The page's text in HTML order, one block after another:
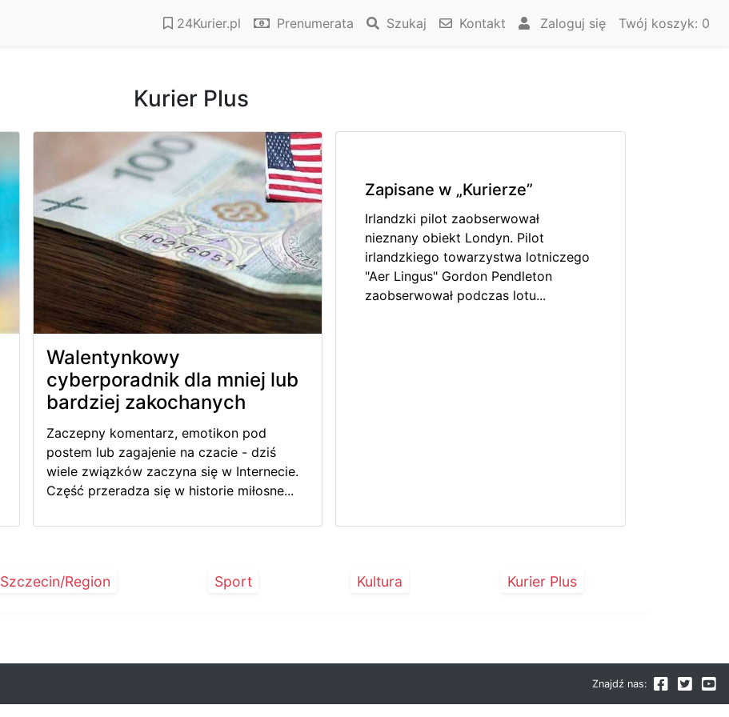
24Kurier.pl Prenumerata Szukaj Kontakt Zaloguj się Twój koszyk: 0
Kurier Plus
Walentynkowy
cyberporadnik dla mniej lub
bardziej zakochanych
Zaczepny komentarz, emotikon pod
postem lub zagajenie na czacie - dziś
wiele związków zaczyna się w Internecie.
Część przeradza się w historie miłosne...
Zapisane w „Kurierze”
Irlandzki pilot zaobserwował
nieznany obiekt Londyn. Pilot
irlandzkiego towarzystwa lotniczego
"Aer Lingus" Gordon Pendleton
zaobserwował podczas lotu...
Szczecin/Region Sport Kultura Kurier Plus
Znajdź nas: